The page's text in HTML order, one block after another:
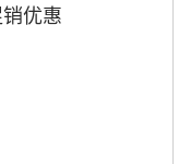
优惠